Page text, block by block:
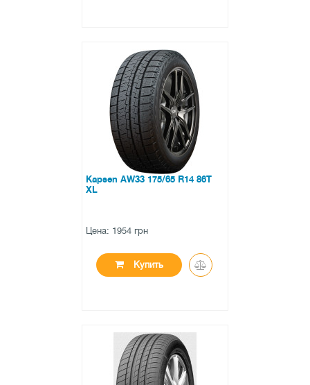
в наличии
0 отзывов
Kapsen AW33 175/65 R14 86T
XL
Цена: 1954 грн
Купить
в наличии
0 отзывов